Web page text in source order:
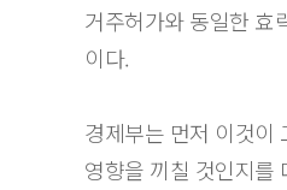
거주허가와 동일한 효
이다.
경제부는 먼저 이것이
영향을 끼칠 것인지를